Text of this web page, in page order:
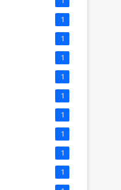
1
1
1
1
1
1
1
1
1